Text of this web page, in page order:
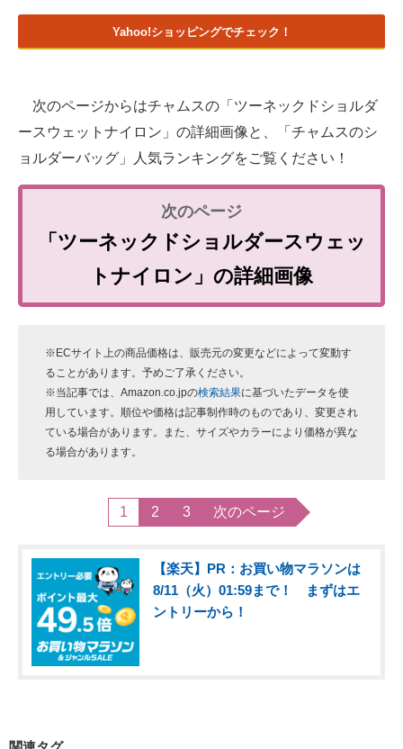
Yahoo!ショッピングでチェック！
次のページからはチャムスの「ツーネックドショルダ
ースウェットナイロン」の詳細画像と、「チャムスのシ
ョルダーバッグ」人気ランキングをご覧ください！
「ツーネックドショルダースウェッ
トナイロン」の詳細画像
※ECサイト上の商品価格は、販売元の変更などによって変動す
ることがあります。予めご了承ください。
※当記事では、Amazon.co.jpの検索結果に基づいたデータを使
用しています。順位や価格は記事制作時のものであり、変更され
ている場合があります。また、サイズやカラーにより価格が異な
る場合があります。
1 2 3 次のページ
【楽天】PR：お買い物マラソンは
8/11（火）01:59まで！ まずはエ
ントリーから！